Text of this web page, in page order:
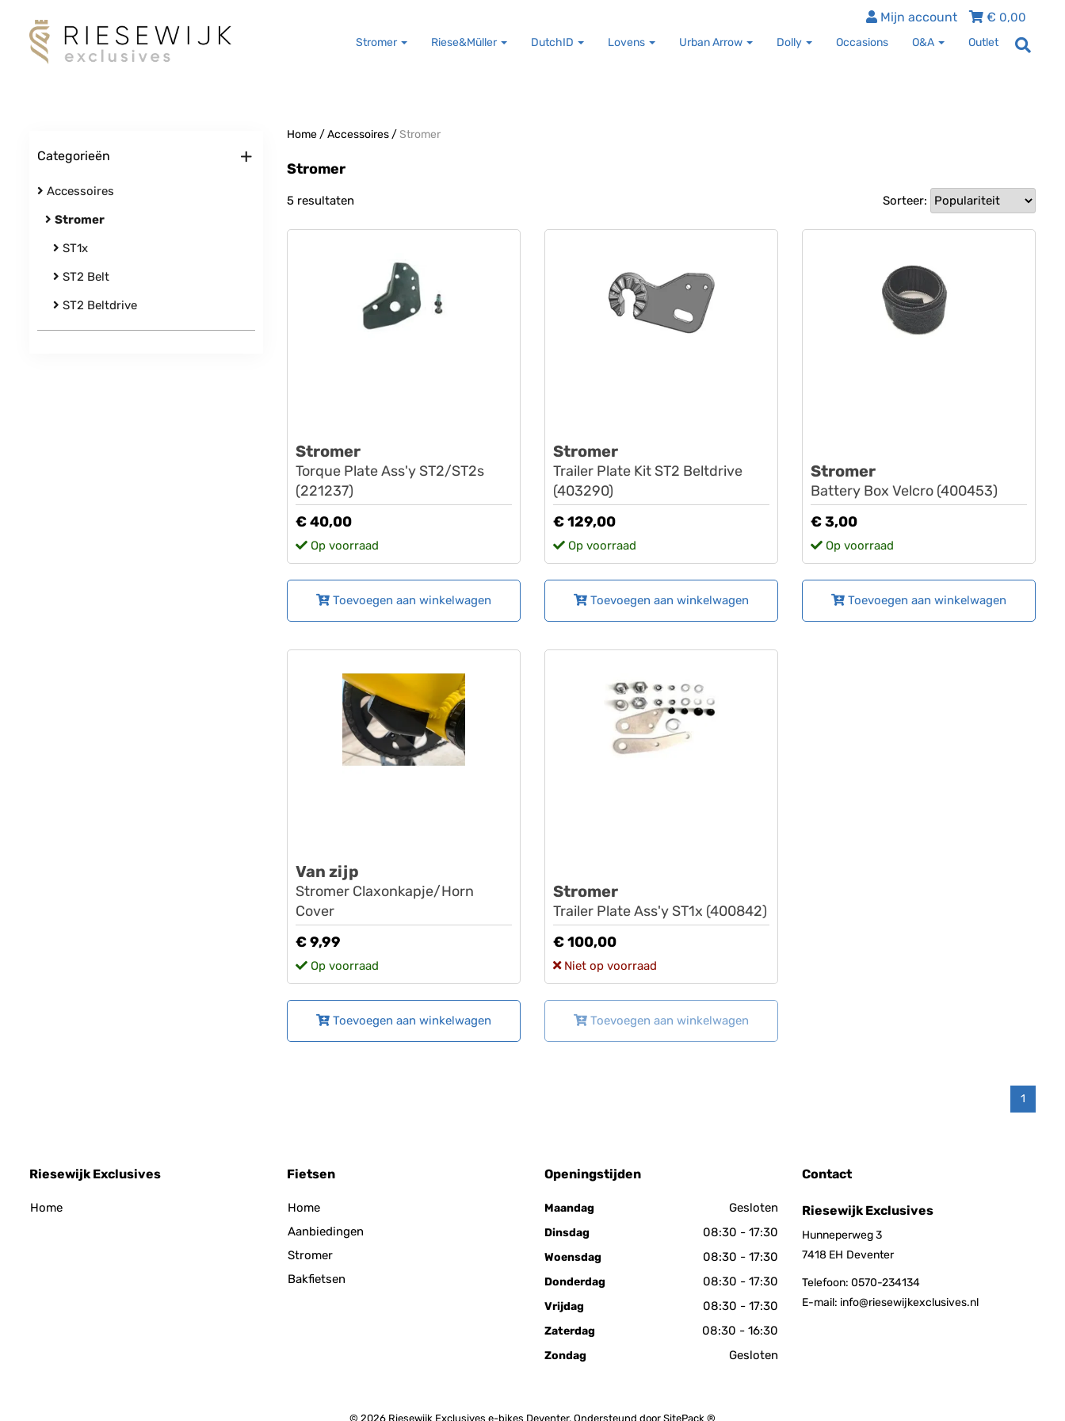
€ 0,00
Mijn account
Stromer Riese&Müller DutchID Lovens Urban Arrow Dolly Occasions O&A Outlet
Categorieën +
Accessoires
Stromer
ST1x
ST2 Belt
ST2 Beltdrive
Home/Accessoires/Stromer
Stromer
5 resultaten Sorteer:
Stromer
Torque Plate Ass'y ST2/ST2s
(221237)
€ 40,00
Op voorraad
Toevoegen aan winkelwagen
Stromer
Trailer Plate Kit ST2 Beltdrive
(403290)
€ 129,00
Op voorraad
Toevoegen aan winkelwagen
Stromer
Battery Box Velcro (400453)
€ 3,00
Op voorraad
Toevoegen aan winkelwagen
Van zijp
Stromer Claxonkapje/Horn
Cover
€ 9,99
Op voorraad
Toevoegen aan winkelwagen
Stromer
Trailer Plate Ass'y ST1x (400842)
€ 100,00
Niet op voorraad
Toevoegen aan winkelwagen
1
Riesewijk Exclusives
Home
Fietsen
Home
Aanbiedingen
Stromer
Bakfietsen
Openingstijden
Maandag Gesloten
Dinsdag 08:30 - 17:30
Woensdag 08:30 - 17:30
Donderdag 08:30 - 17:30
Vrijdag 08:30 - 17:30
Zaterdag 08:30 - 16:30
Zondag Gesloten
Contact
Riesewijk Exclusives
Hunneperweg 3
7418 EH Deventer
Telefoon: 0570-234134
E-mail: info@riesewijkexclusives.nl
© 2026 Riesewijk Exclusives e-bikes Deventer. Ondersteund door SitePack ®